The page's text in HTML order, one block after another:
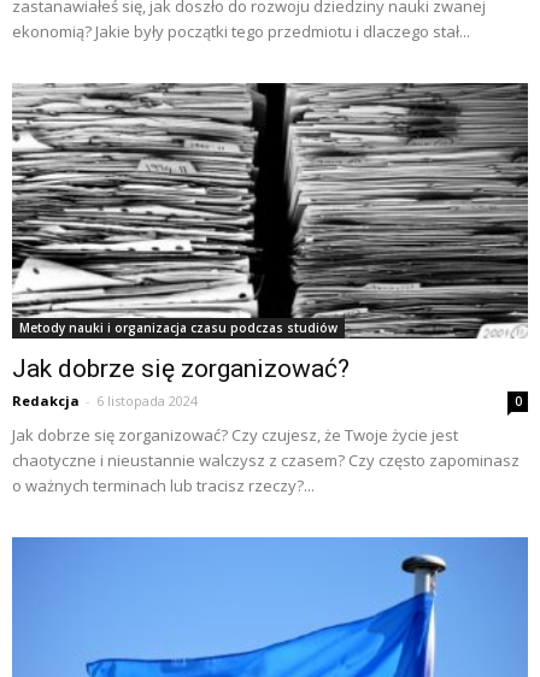
zastanawiałeś się, jak doszło do rozwoju dziedziny nauki zwanej
ekonomią? Jakie były początki tego przedmiotu i dlaczego stał...
Metody nauki i organizacja czasu podczas studiów
Jak dobrze się zorganizować?
Redakcja - 6 listopada 2024 0
Jak dobrze się zorganizować? Czy czujesz, że Twoje życie jest
chaotyczne i nieustannie walczysz z czasem? Czy często zapominasz
o ważnych terminach lub tracisz rzeczy?...